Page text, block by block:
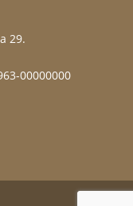
29.
00000000